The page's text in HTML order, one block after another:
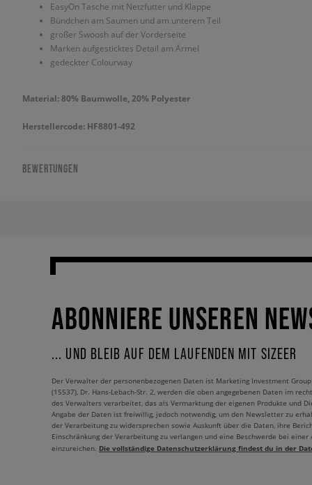
EasyOn Tasche mit Netzfutter und Klappe
Bündchen am Saumen und am unterem Teil
großer Swoosh auf der Vorderseite
Marken aufgesticktes Detail am Ärmel
gedeckter Colourway
Material: 80% Baumwolle, 20% Polyester
Herstellercode: HF8801-492
BEWERTUNGEN
ABONNIERE UNSEREN
... UND BLEIB AUF DEM LAUFENDEN MIT SIZEER
Der Verwalter der personenbezogenen Daten ist Marketing Investment
(15537), Dr. Hans-Lebach-Str. 2, werden die oben angegebenen Daten im
des Verwalters verarbeitet, das als Vermarktung der eigenen Produkte und
Angabe der Daten ist freiwillig, jedoch notwendig, um den Newsletter zu
der Verarbeitung zu widersprechen sowie Auskunft über die Daten, ihre
Einschränkung der Verarbeitung zu verlangen und eine Beschwerde bei einer
einzureichen. Die vollständige Datenschutzerklärung findest du in der